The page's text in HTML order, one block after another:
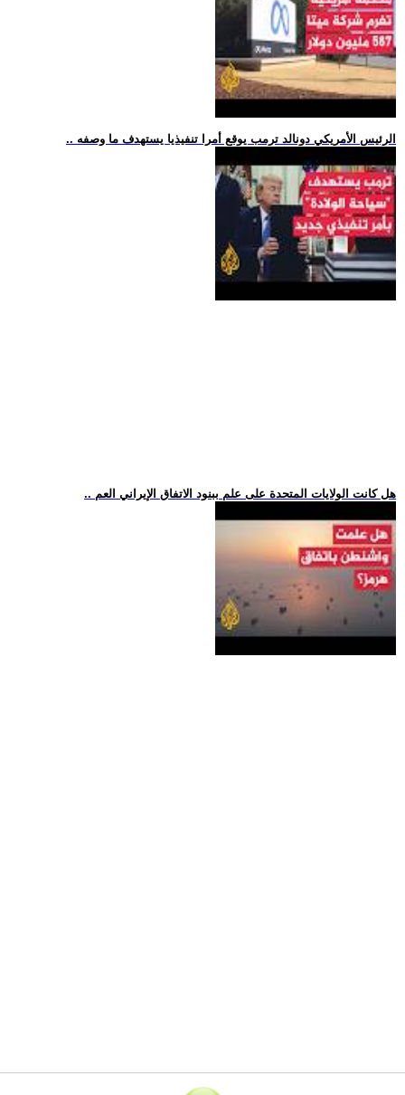
.. الرئيس الأمريكي دونالد ترمب يوقع أمرا تنفيذيا يستهدف ما وصفه
.. هل كانت الولايات المتحدة على علم ببنود الاتفاق الإيراني العم